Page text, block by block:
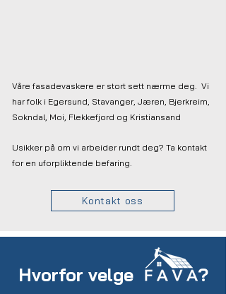
Våre fasadevaskere er stort sett nærme deg. Vi
har folk i Egersund, Stavanger, Jæren, Bjerkreim,
Sokndal, Moi, Flekkefjord og Kristiansand
Usikker på om vi arbeider rundt deg? Ta kontakt
for en uforpliktende befaring.
Kontakt oss
Hvorfor velge ?